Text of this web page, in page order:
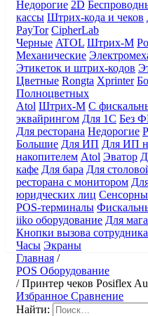
Недорогие 2D
кассы Штрих-кода и чеков
PayTor CipherLab
Черные ATOL Штрих-М
Механические
Этикеток и штрих-кодов
Цветные Rongta Xprinter
Полноцветных
Atol Штрих-М С
эквайрингом Для 1С Без
Для ресторана Недорогие
Большие Для ИП Для ИП
накопителем Atol Эватор
кафе Для бара Для
ресторана с монитором
юридческих лиц
POS-терминалы
iiko оборудование Для
Кнопки вызова сотрудника
Часы Экраны
Главная /
POS Оборудование
/Принтер чеков Posiflex
Избранное Сравнение
Найти: